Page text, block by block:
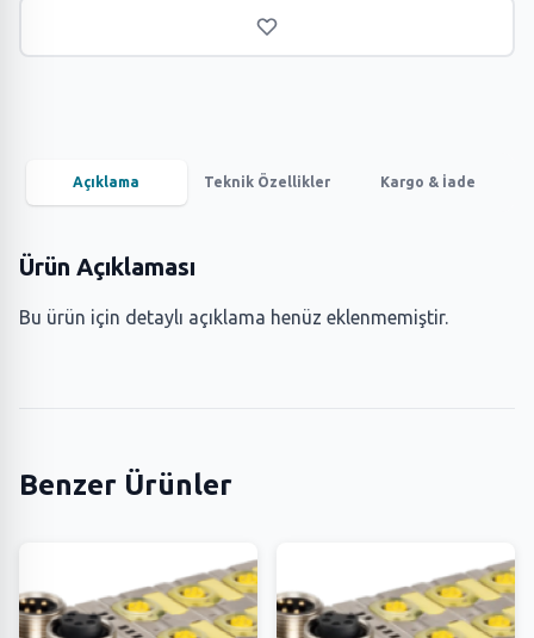
Açıklama Teknik Özellikler Kargo & İade
Ürün Açıklaması
Bu ürün için detaylı açıklama henüz eklenmemiştir.
Benzer Ürünler